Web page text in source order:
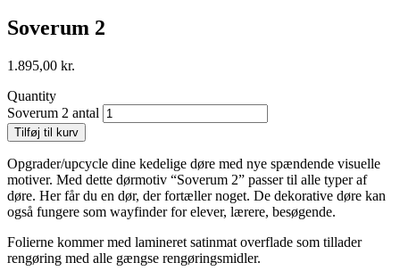
Soverum 2
1.895,00 kr.
Quantity
Soverum 2 antal
Tilføj til kurv
Opgrader/upcycle dine kedelige døre med nye spændende visuelle
motiver. Med dette dørmotiv “Soverum 2” passer til alle typer af
døre. Her får du en dør, der fortæller noget. De dekorative døre kan
også fungere som wayfinder for elever, lærere, besøgende.
Folierne kommer med lamineret satinmat overflade som tillader
rengøring med alle gængse rengøringsmidler.